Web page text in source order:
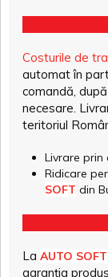
Costurile de
automat în
comandă,
necesare.
teritoriul
Livrare prin
Ridicare
SOFT din
La AUTO SOFT
garanția